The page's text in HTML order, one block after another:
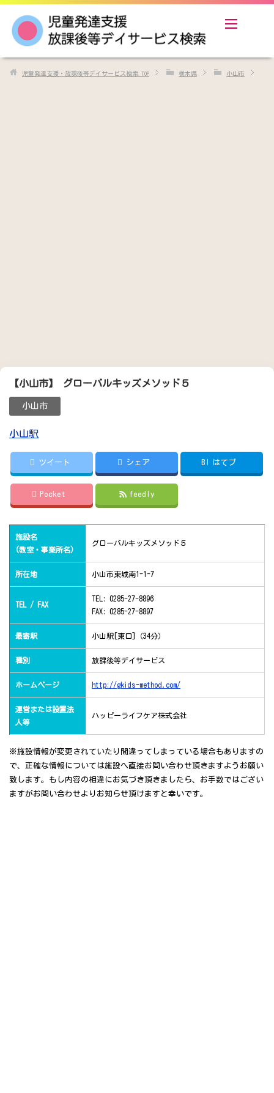
児童発達支援・放課後等デイサービス検索 TOP 栃木県 小山市
【小山市】 グローバルキッズメソッド５
小山市
小山駅
ツイート シェア B! はてブ
Pocket feedly
施設名
(教室・事業所名)
グローバルキッズメソッド５
所在地 小山市東城南1-1-7
TEL / FAX
TEL: 0285-27-8896
FAX: 0285-27-8897
最寄駅 小山駅[東口]（34分）
種別 放課後等デイサービス
ホームページ http://gkids-method.com/
運営または設置法
人等
ハッピーライフケア株式会社
※施設情報が変更されていたり間違ってしまっている場合もありますの
で、正確な情報については施設へ直接お問い合わせ頂きますようお願い
致します。もし内容の相違にお気づき頂きましたら、お手数ではござい
ますがお問い合わせよりお知らせ頂けますと幸いです。